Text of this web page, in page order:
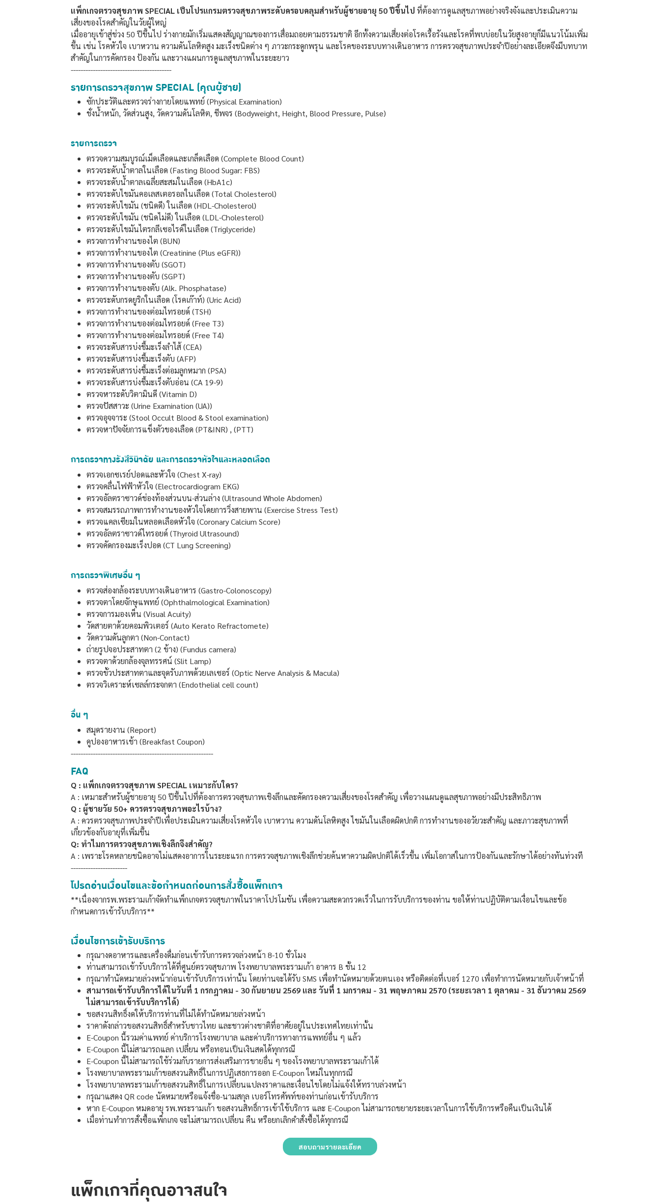
แพ็กเกจตรวจสุขภาพ SPECIAL เป็นโปรแกรมตรวจสุขภาพระดับครอบคลุมสำหรับผู้ชายอายุ 50 ปีขึ้นไป ที่ต้องการดูแลสุขภาพอย่างจริงจังและประเมินความ
เสี่ยงของโรคสำคัญในวัยผู้ใหญ่
เมื่ออายุเข้าสู่ช่วง 50 ปีขึ้นไป ร่างกายมักเริ่มแสดงสัญญาณของการเสื่อมถอยตามธรรมชาติ อีกทั้งความเสี่ยงต่อโรคเรื้อรังและโรคที่พบบ่อยในวัยสูงอายุก็มีแนวโน้มเพิ่ม
ขึ้น เช่น โรคหัวใจ เบาหวาน ความดันโลหิตสูง มะเร็งชนิดต่าง ๆ ภาวะกระดูกพรุน และโรคของระบบทางเดินอาหาร การตรวจสุขภาพประจำปีอย่างละเอียดจึงมีบทบาท
สำคัญในการคัดกรอง ป้องกัน และวางแผนการดูแลสุขภาพในระยะยาว
-----------------------------------------
รายการตรวจสุขภาพ SPECIAL (คุณผู้ชาย)
ซักประวัติและตรวจร่างกายโดยแพทย์ (Physical Examination)
ชั่งน้ำหนัก, วัดส่วนสูง, วัดความดันโลหิต, ชีพจร (Bodyweight, Height, Blood Pressure, Pulse)
รายการตรวจ
ตรวจความสมบูรณ์เม็ดเลือดและเกล็ดเลือด (Complete Blood Count)
ตรวจระดับน้ำตาลในเลือด (Fasting Blood Sugar: FBS)
ตรวจระดับน้ำตาลเฉลี่ยสะสมในเลือด (HbA1c)
ตรวจระดับไขมันคอเลสเตอรอลในเลือด (Total Cholesterol)
ตรวจระดับไขมัน (ชนิดดี) ในเลือด (HDL-Cholesterol)
ตรวจระดับไขมัน (ชนิดไม่ดี) ในเลือด (LDL-Cholesterol)
ตรวจระดับไขมันไตรกลีเซอไรด์ในเลือด (Triglyceride)
ตรวจการทำงานของไต (BUN)
ตรวจการทำงานของไต (Creatinine (Plus eGFR))
ตรวจการทำงานของตับ (SGOT)
ตรวจการทำงานของตับ (SGPT)
ตรวจการทำงานของตับ (Alk. Phosphatase)
ตรวจระดับกรดยูริกในเลือด (โรคเก๊าท์) (Uric Acid)
ตรวจการทำงานของต่อมไทรอยด์ (TSH)
ตรวจการทำงานของต่อมไทรอยด์ (Free T3)
ตรวจการทำงานของต่อมไทรอยด์ (Free T4)
ตรวจระดับสารบ่งชี้มะเร็งลำไส้ (CEA)
ตรวจระดับสารบ่งชี้มะเร็งตับ (AFP)
ตรวจระดับสารบ่งชี้มะเร็งต่อมลูกหมาก (PSA)
ตรวจระดับสารบ่งชี้มะเร็งตับอ่อน (CA 19-9)
ตรวจหาระดับวิตามินดี (Vitamin D)
ตรวจปัสสาวะ (Urine Examination (UA))
ตรวจอุจจาระ (Stool Occult Blood & Stool examination)
ตรวจหาปัจจัยการแข็งตัวของเลือด (PT&INR) , (PTT)
การตรวจทางรังสีวินิจฉัย และการตรวจหัวใจและหลอดเลือด
ตรวจเอกซเรย์ปอดและหัวใจ (Chest X-ray)
ตรวจคลื่นไฟฟ้าหัวใจ (Electrocardiogram EKG)
ตรวจอัลตราซาวด์ช่องท้องส่วนบน-ส่วนล่าง (Ultrasound Whole Abdomen)
ตรวจสมรรถภาพการทำงานของหัวใจโดยการวิ่งสายพาน (Exercise Stress Test)
ตรวจแคลเซียมในหลอดเลือดหัวใจ (Coronary Calcium Score)
ตรวจอัลตราซาวด์ไทรอยด์ (Thyroid Ultrasound)
ตรวจคัดกรองมะเร็งปอด (CT Lung Screening)
การตรวจพิเศษอื่น ๆ
ตรวจส่องกล้องระบบทางเดินอาหาร (Gastro-Colonoscopy)
ตรวจตาโดยจักษุแพทย์ (Ophthalmological Examination)
ตรวจการมองเห็น (Visual Acuity)
วัดสายตาด้วยคอมพิวเตอร์ (Auto Kerato Refractomete)
วัดความดันลูกตา (Non-Contact)
ถ่ายรูปจอประสาทตา (2 ข้าง) (Fundus camera)
ตรวจตาด้วยกล้องจุลทรรศน์ (Slit Lamp)
ตรวจขั้วประสาทตาและจุดรับภาพด้วยเลเซอร์ (Optic Nerve Analysis & Macula)
ตรวจวิเคราะห์เซลล์กระจกตา (Endothelial cell count)
อื่น ๆ
สมุดรายงาน (Report)
คูปองอาหารเช้า (Breakfast Coupon)
----------------------------------------------------------
FAQ
Q : แพ็กเกจตรวจสุขภาพ SPECIAL เหมาะกับใคร?
A : เหมาะสำหรับผู้ชายอายุ 50 ปีขึ้นไปที่ต้องการตรวจสุขภาพเชิงลึกและคัดกรองความเสี่ยงของโรคสำคัญ เพื่อวางแผนดูแลสุขภาพอย่างมีประสิทธิภาพ
Q : ผู้ชายวัย 50+ ควรตรวจสุขภาพอะไรบ้าง?
A : ควรตรวจสุขภาพประจำปีเพื่อประเมินความเสี่ยงโรคหัวใจ เบาหวาน ความดันโลหิตสูง ไขมันในเลือดผิดปกติ การทำงานของอวัยวะสำคัญ และภาวะสุขภาพที่
เกี่ยวข้องกับอายุที่เพิ่มขึ้น
Q: ทำไมการตรวจสุขภาพเชิงลึกจึงสำคัญ?
A : เพราะโรคหลายชนิดอาจไม่แสดงอาการในระยะแรก การตรวจสุขภาพเชิงลึกช่วยค้นหาความผิดปกติได้เร็วขึ้น เพิ่มโอกาสในการป้องกันและรักษาได้อย่างทันท่วงที
-----------------------
โปรดอ่านเงื่อนไขและข้อกำหนดก่อนการสั่งซื้อแพ็กเกจ
**เนื่องจากรพ.พระรามเก้าจัดทำแพ็กเกจตรวจสุขภาพในราคาโปรโมชัน เพื่อความสะดวกรวดเร็วในการรับบริการของท่าน ขอให้ท่านปฏิบัติตามเงื่อนไขและข้อ
กำหนดการเข้ารับบริการ**
เงื่อนไขการเข้ารับบริการ
กรุณางดอาหารและเครื่องดื่มก่อนเข้ารับการตรวจล่วงหน้า 8-10 ชั่วโมง
ท่านสามารถเข้ารับบริการได้ที่ศูนย์ตรวจสุขภาพ โรงพยาบาลพระรามเก้า อาคาร B ชั้น 12
กรุณาทำนัดหมายล่วงหน้าก่อนเข้ารับบริการเท่านั้น โดยท่านจะได้รับ SMS เพื่อทำนัดหมายด้วยตนเอง หรือติดต่อที่เบอร์ 1270 เพื่อทำการนัดหมายกับเจ้าหน้าที่
สามารถเข้ารับบริการได้ในวันที่ 1 กรกฎาคม - 30 กันยายน 2569 และ วันที่ 1 มกราคม - 31 พฤษภาคม 2570 (ระยะเวลา 1 ตุลาคม - 31 ธันวาคม 2569
ไม่สามารถเข้ารับบริการได้)
ขอสงวนสิทธิ์งดให้บริการท่านที่ไม่ได้ทำนัดหมายล่วงหน้า
ราคาดังกล่าวขอสงวนสิทธิ์สำหรับชาวไทย และชาวต่างชาติที่อาศัยอยู่ในประเทศไทยเท่านั้น
E-Coupon นี้รวมค่าแพทย์ ค่าบริการโรงพยาบาล และค่าบริการทางการแพทย์อื่น ๆ แล้ว
E-Coupon นี้ไม่สามารถแลก เปลี่ยน หรือทอนเป็นเงินสดได้ทุกกรณี
E-Coupon นี้ไม่สามารถใช้ร่วมกับรายการส่งเสริมการขายอื่น ๆ ของโรงพยาบาลพระรามเก้าได้
โรงพยาบาลพระรามเก้าขอสงวนสิทธิ์ในการปฏิเสธการออก E-Coupon ใหม่ในทุกกรณี
โรงพยาบาลพระรามเก้าขอสงวนสิทธิ์ในการเปลี่ยนแปลงราคาและเงื่อนไขโดยไม่แจ้งให้ทราบล่วงหน้า
กรุณาแสดง QR code นัดหมายหรือแจ้งชื่อ-นามสกุล เบอร์โทรศัพท์ของท่านก่อนเข้ารับบริการ
หาก E-Coupon หมดอายุ รพ.พระรามเก้า ขอสงวนสิทธิ์การเข้าใช้บริการ และ E-Coupon ไม่สามารถขยายระยะเวลาในการใช้บริการหรือคืนเป็นเงินได้
เมื่อท่านทำการสั่งซื้อแพ็กเกจ จะไม่สามารถเปลี่ยน คืน หรือยกเลิกคำสั่งซื้อได้ทุกกรณี
สอบถามรายละเอียด
แพ็กเกจที่คุณอาจสนใจ